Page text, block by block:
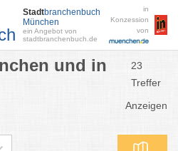
Stadtbranchenbuch
München
ein Angebot von
stadtbranchenbuch.de
in
Konzession
von
und in
23
Treffer
Anzeigen